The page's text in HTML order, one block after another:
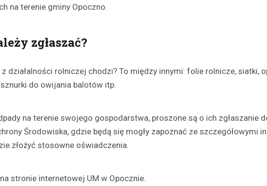
na terenie gminy Opoczno.
zgłaszać?
działalności rolniczej chodzi? To między innymi: folie rolnicze, siatki,
do owijania balotów itp.
na terenie swojego gospodarstwa, proszone są o ich zgłaszanie
Środowiska, gdzie będą się mogły zapoznać ze szczegółowymi
złożyć stosowne oświadczenia.
stronie internetowej UM w Opocznie.